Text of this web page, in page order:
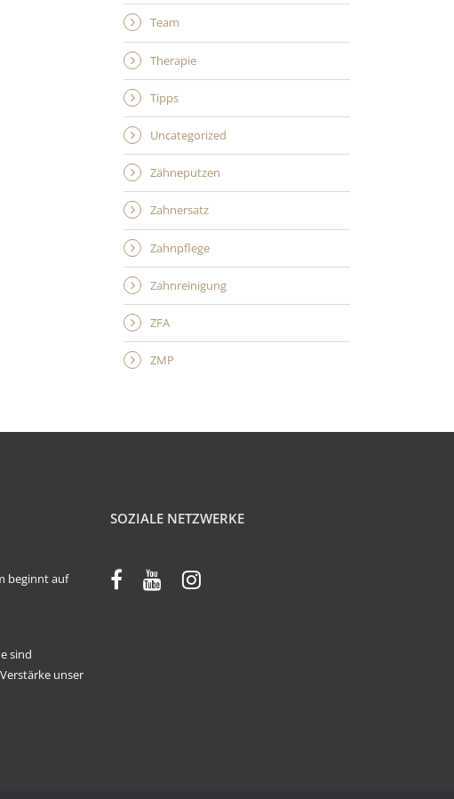
Team
Therapie
Tipps
Uncategorized
Zähneputzen
Zahnersatz
Zahnpflege
Zahnreinigung
ZFA
ZMP
beginnt auf
sind
unser
SOZIALE NETZWERKE